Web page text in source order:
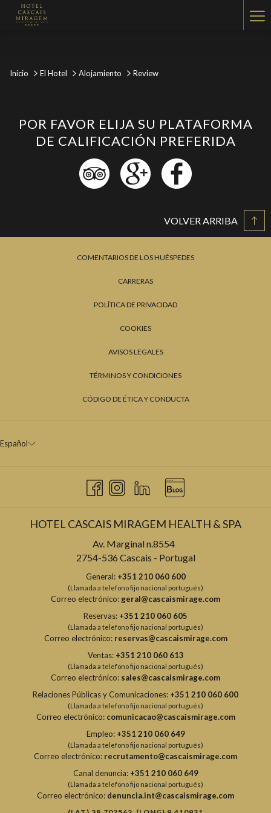
Inicio El Hotel Alojamiento Review
POR FAVOR ELIJA SU PLATAFORMA
DE CALIFICACIÓN PREFERIDA
VOLVER ARRIBA
COMENTARIOS DE LOS HUÉSPEDES
CARRERAS
POLÍTICA DE PRIVACIDAD
COOKIES
AVISOS LEGALES
TÉRMINOS Y CONDICIONES
CÓDIGO DE ÉTICA Y CONDUCTA
Español
HOTEL CASCAIS MIRAGEM HEALTH & SPA
Av. Marginal n.8554
2754-536 Cascais - Portugal
General: +351 210 060 600
(Llamada a telefono fijo nacional portugués)
Correo electrónico: geral@cascaismirage.com
Reservas: +351 210 060 605
(Llamada a telefono fijo nacional portugués)
Correo electrónico: reservas@cascaismirage.com
Ventas: +351 210 060 613
(Llamada a telefono fijo nacional portugués)
Correo electrónico: sales@cascaismirage.com
Relaciones Públicas y Comunicaciones: +351 210 060 600
(Llamada a telefono fijo nacional portugués)
Correo electrónico: comunicacao@cascaismirage.com
Empleo: +351 210 060 649
(Llamada a telefono fijo nacional portugués)
Correo electrónico: recrutamento@cascaismirage.com
Canal denuncia: +351 210 060 649
(Llamada a telefono fijo nacional portugués)
Correo electrónico: denuncia.int@cascaismirage.com